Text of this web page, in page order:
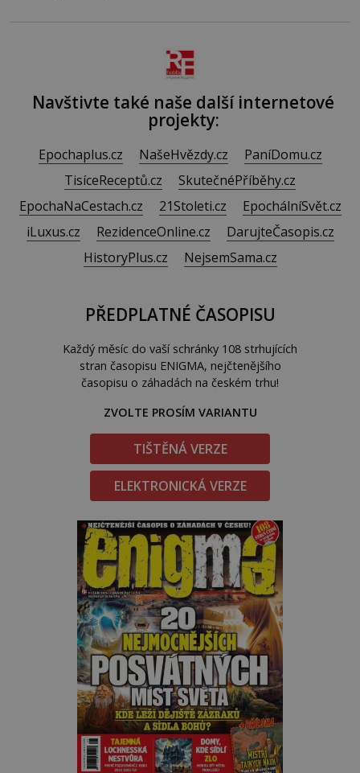
Navštivte také naše další internetové
projekty:
Epochaplus.cz NašeHvězdy.cz
PaníDomu.cz
TisíceReceptů.cz
SkutečnéPříběhy.cz
EpochaNaCestach.cz
21Stoleti.cz
EpochálníSvět.cz
iLuxus.cz
RezidenceOnline.cz
DarujteČasopis.cz
HistoryPlus.cz
NejsemSama.cz
PŘEDPLATNÉ ČASOPISU
Každý měsíc do vaší schránky 108 strhujících
stran časopisu ENIGMA, nejčtenějšího
časopisu o záhadách na českém trhu!
ZVOLTE PROSÍM VARIANTU
TIŠTĚNÁ VERZE
ELEKTRONICKÁ VERZE